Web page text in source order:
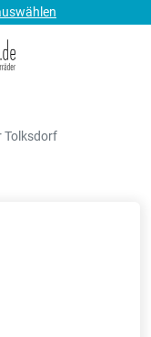
Tolksdorf